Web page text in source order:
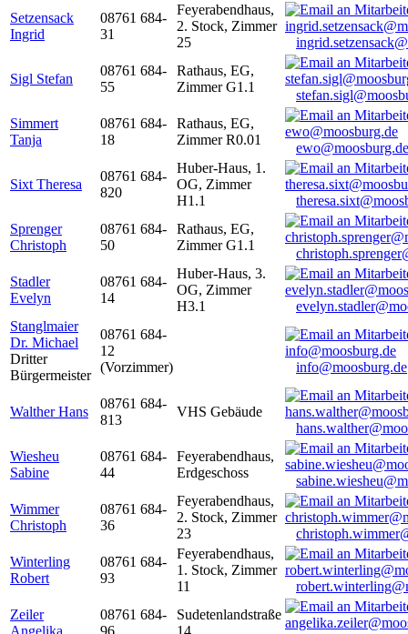
Setzensack
Ingrid
08761 684-
31
Feyerabendhaus,
2. Stock, Zimmer
25
Sigl Stefan
08761 684-
55
Rathaus, EG,
Zimmer G1.1
Simmert
Tanja
08761 684-
18
Rathaus, EG,
Zimmer R0.01
ewo@moosburg.de
Sixt Theresa
08761 684-
820
Huber-Haus, 1.
OG, Zimmer
H1.1
Sprenger
Christoph
08761 684-
50
Rathaus, EG,
Zimmer G1.1
Stadler
Evelyn
08761 684-
14
Huber-Haus, 3.
OG, Zimmer
H3.1
Stanglmaier
Dr. Michael
Dritter
Bürgermeister
08761 684-
12
(Vorzimmer)
info@moosburg.de
Walther Hans
08761 684-
813
VHS Gebäude
Wiesheu
Sabine
08761 684-
44
Feyerabendhaus,
Erdgeschoss
Wimmer
Christoph
08761 684-
36
Feyerabendhaus,
2. Stock, Zimmer
23
Winterling
Robert
08761 684-
93
Feyerabendhaus,
1. Stock, Zimmer
11
Zeiler
Angelika
08761 684-
96
Sudetenlandstraße
14